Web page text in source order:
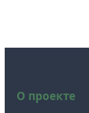
О проекте